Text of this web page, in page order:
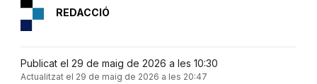
REDACCIÓ
Publicat el 29 de maig de 2026 a les 10:30
Actualitzat el 29 de maig de 2026 a les 20:47